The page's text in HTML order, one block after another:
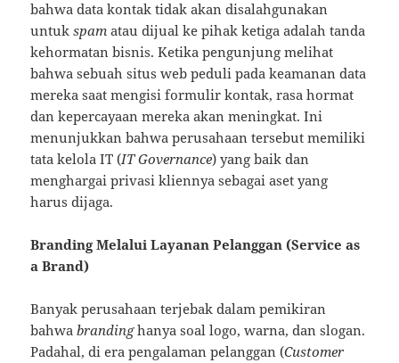
bahwa data kontak tidak akan disalahgunakan
untukspam atau dijual ke pihak ketiga adalah tanda
kehormatan bisnis. Ketika pengunjung melihat
bahwa sebuah situs web peduli pada keamanan data
mereka saat mengisi formulir kontak, rasa hormat
dan kepercayaan mereka akan meningkat. Ini
menunjukkan bahwa perusahaan tersebut memiliki
tata kelola IT (IT Governance) yang baik dan
menghargai privasi kliennya sebagai aset yang
harus dijaga.
Branding Melalui Layanan Pelanggan (Service as
a Brand)
Banyak perusahaan terjebak dalam pemikiran
bahwabrandinghanya soal logo, warna, dan slogan.
Padahal, di era pengalaman pelanggan (Customer